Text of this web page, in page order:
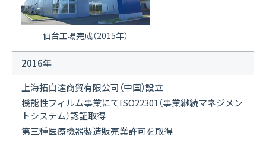
仙台工場完成（2015年）
2016年
上海拓自達商貿有限公司（中国）設立
機能性フィルム事業にてISO22301（事業継続マネジメン
トシステム）認証取得
第三種医療機器製造販売業許可を取得